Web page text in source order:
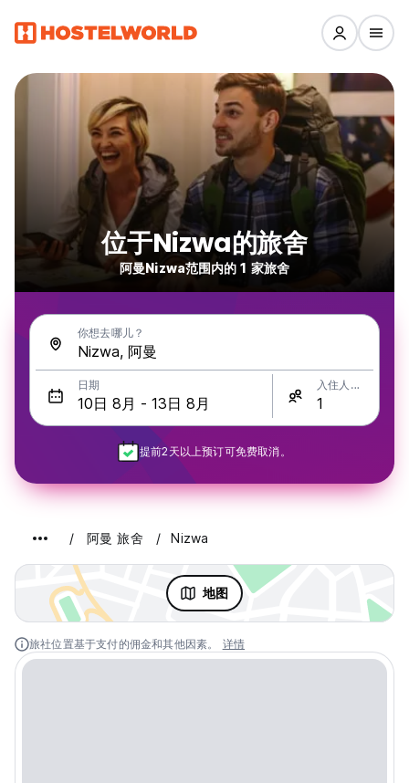
位于Nizwa的旅舍
阿曼Nizwa范围内的 1 家旅舍
你想去哪儿？
日期 入住人数
提前2天以上预订可免费取消。
阿曼 旅舍 Nizwa
地图
旅社位置基于支付的佣金和其他因素。 详情